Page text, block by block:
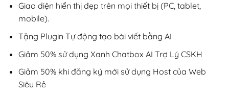
Giao diện hiển thị đẹp trên mọi thiết bị (PC, tablet,
mobile).
Tặng Plugin Tự động tạo bài viết bằng AI
Giảm 50% sử dụng Xanh Chatbox AI Trợ Lý CSKH
Giảm 50% khi đăng ký mới sử dụng Host của Web
Siêu Rẻ